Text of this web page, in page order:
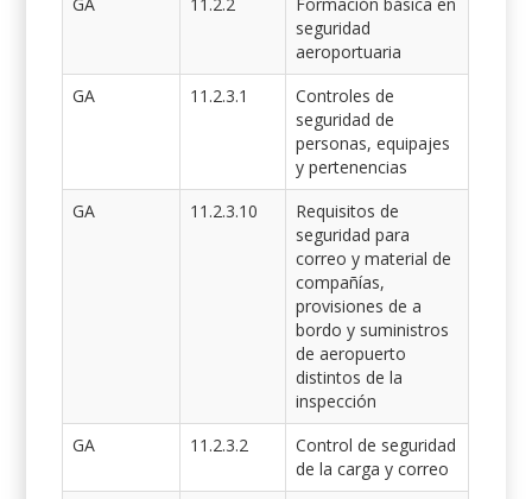
seguridad
aeroportuaria
GA
11.2.3.1
Controles de
seguridad de
personas, equipajes
y pertenencias
GA
11.2.3.10
Requisitos de
seguridad para
correo y material de
compañías,
provisiones de a
bordo y suministros
de aeropuerto
distintos de la
inspección
GA
11.2.3.2
Control de seguridad
de la carga y correo